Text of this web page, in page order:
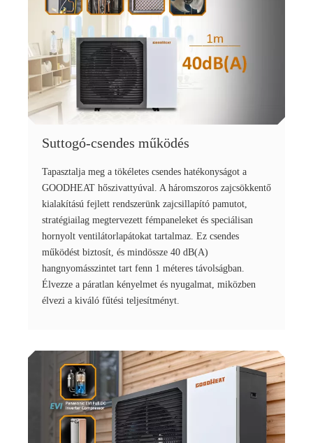
Suttogó-csendes működés
Tapasztalja meg a tökéletes csendes hatékonyságot a
GOODHEAT hőszivattyúval. A háromszoros zajcsökkentő
kialakítású fejlett rendszerünk zajcsillapító pamutot,
stratégiailag megtervezett fémpaneleket és speciálisan
hornyolt ventilátorlapátokat tartalmaz. Ez csendes
működést biztosít, és mindössze 40 dB(A)
hangnyomásszintet tart fenn 1 méteres távolságban.
Élvezze a páratlan kényelmet és nyugalmat, miközben
élvezi a kiváló fűtési teljesítményt.